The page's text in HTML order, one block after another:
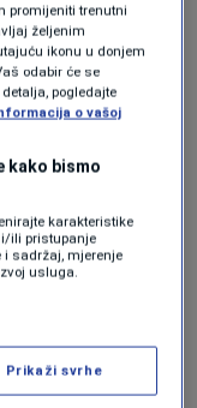
komisije, a
brendovi,
ličnosti kao
promijeniti trenutni
željenim
ikonu u donjem
odabir će se
pogledajte
o vašoj
kako bismo
karakteristike
ili pristupanje
sadržaj, mjerenje
usluga.
Prikaži svrhe